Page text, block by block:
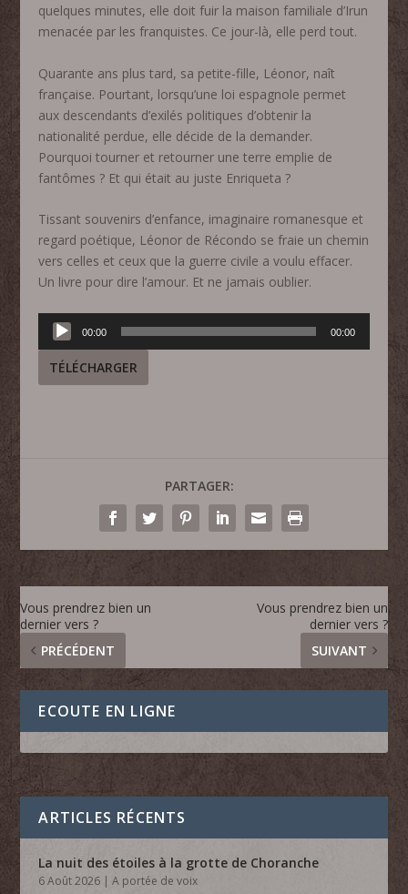
quelques minutes, elle doit fuir la maison familiale d’Irun
menacée par les franquistes. Ce jour-là, elle perd tout.
Quarante ans plus tard, sa petite-fille, Léonor, naît
française. Pourtant, lorsqu’une loi espagnole permet
aux descendants d’exilés politiques d’obtenir la
nationalité perdue, elle décide de la demander.
Pourquoi tourner et retourner une terre emplie de
fantômes ? Et qui était au juste Enriqueta ?
Tissant souvenirs d’enfance, imaginaire romanesque et
regard poétique, Léonor de Récondo se fraie un chemin
vers celles et ceux que la guerre civile a voulu effacer.
Un livre pour dire l’amour. Et ne jamais oublier.
Lecteur
audio
00:00 00:00
TÉLÉCHARGER
PARTAGER:
Vous prendrez bien un
dernier vers ?
PRÉCÉDENT
Vous prendrez bien un
dernier vers ?
SUIVANT
ECOUTE EN LIGNE
ARTICLES RÉCENTS
La nuit des étoiles à la grotte de Choranche
6 Août 2026 |A portée de voix